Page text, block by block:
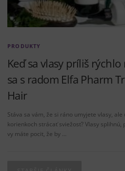
PRODUKTY
Keď sa vlasy príliš
sa s radom Elfa Pharm
Hair
Stáva sa vám, že si ráno umyjete vlasy,
korienkoch strácať sviežosť? Vlasy
vy máte pocit, že by …